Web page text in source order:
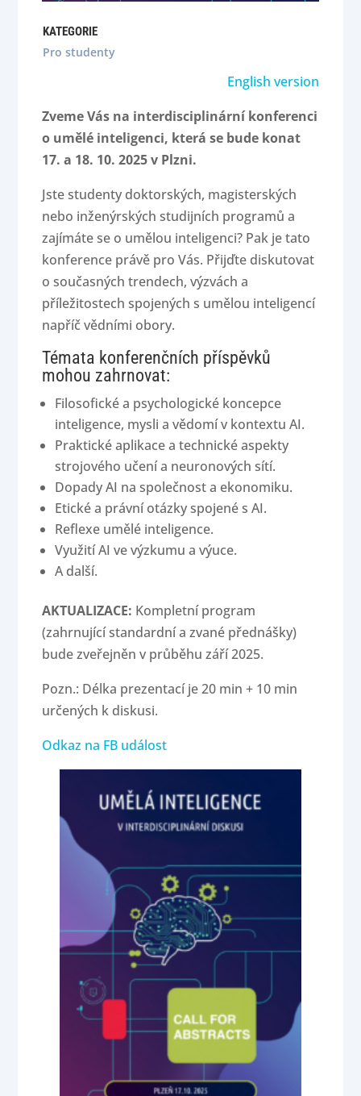
KATEGORIE
Pro studenty
English version
Zveme Vás na interdisciplinární konferenci
o umělé inteligenci, která se bude konat
17. a 18. 10. 2025 v Plzni.
Jste studenty doktorských, magisterských
nebo inženýrských studijních programů a
zajímáte se o umělou inteligenci? Pak je tato
konference právě pro Vás. Přijďte diskutovat
o současných trendech, výzvách a
příležitostech spojených s umělou inteligencí
napříč vědními obory.
Témata konferenčních příspěvků
mohou zahrnovat:
Filosofické a psychologické koncepce
inteligence, mysli a vědomí v kontextu AI.
Praktické aplikace a technické aspekty
strojového učení a neuronových sítí.
Dopady AI na společnost a ekonomiku.
Etické a právní otázky spojené s AI.
Reflexe umělé inteligence.
Využití AI ve výzkumu a výuce.
A další.
AKTUALIZACE: Kompletní program
(zahrnující standardní a zvané přednášky)
bude zveřejněn v průběhu září 2025.
Pozn.: Délka prezentací je 20 min + 10 min
určených k diskusi.
Odkaz na FB událost